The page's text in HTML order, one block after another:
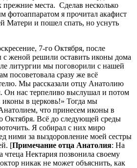
места. Сделав несколько
фотоаппаратом я прочитал акафист
Матери и пошел спать, но уснуть
7-го Октября, после
женой решили оставить иконы дома
литургии мы поговорили с нашей
посоветовала сразу же всё
Мы рассказали отцу Анатолию
Он нас терпеливо выслушал и потом
иконы в церковь!» Тогда мы
что принесем иконы в
Октября. Всё до следующей среды
Я собирал с них миро
ними за выздоровление моей сестры
[Примечание отца Анатолия: На
чтеца Нектария позвонила своему
никак не может объяснить, как